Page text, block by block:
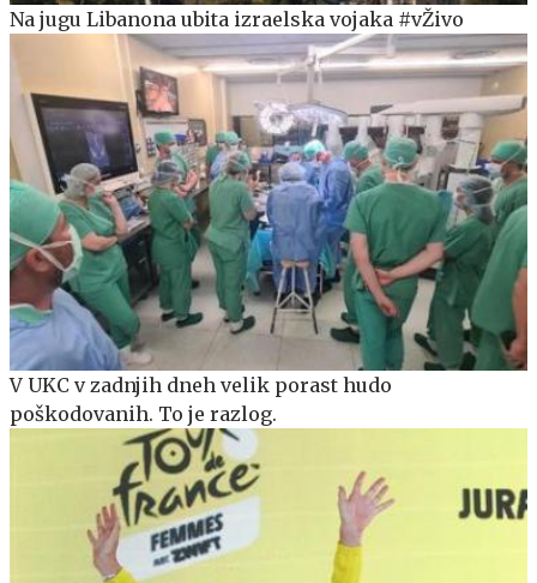
Na jugu Libanona ubita izraelska vojaka #vŽivo
V UKC v zadnjih dneh velik porast hudo
poškodovanih. To je razlog.